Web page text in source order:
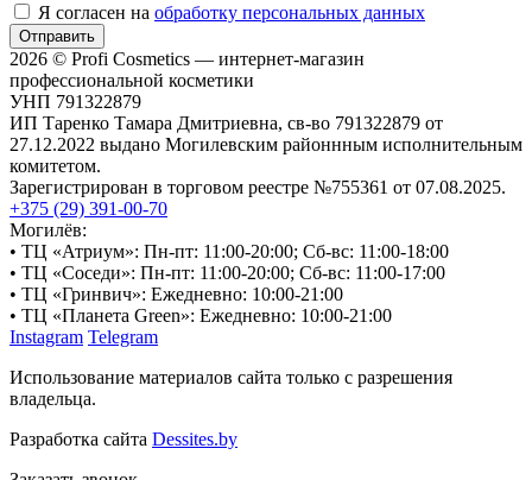
Я согласен на обработку персональных данных
Отправить
2026 © Profi Cosmetics — интернет-магазин
профессиональной косметики
УНП 791322879
ИП Таренко Тамара Дмитриевна, св-во 791322879 от
27.12.2022 выдано Могилевским районнным исполнительным
комитетом.
Зарегистрирован в торговом реестре №755361 от 07.08.2025.
+375 (29) 391-00-70
Могилёв:
• ТЦ «Атриум»: Пн-пт: 11:00-20:00; Сб-вс: 11:00-18:00
• ТЦ «Соседи»: Пн-пт: 11:00-20:00; Сб-вс: 11:00-17:00
• ТЦ «Гринвич»: Ежедневно: 10:00-21:00
• ТЦ «Планета Green»: Ежедневно: 10:00-21:00
Instagram Telegram
Использование материалов сайта только с разрешения
владельца.
Разработка сайта Dessites.by